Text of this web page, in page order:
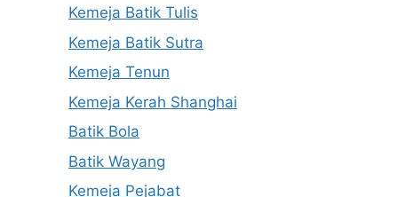
Kemeja Batik Tulis
Kemeja Batik Sutra
Kemeja Tenun
Kemeja Kerah Shanghai
Batik Bola
Batik Wayang
Kemeja Pejabat